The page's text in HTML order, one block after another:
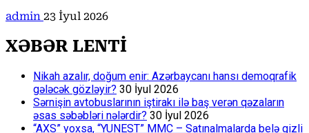
admin 23 İyul 2026
XƏBƏR LENTİ
Nikah azalır, doğum enir: Azərbaycanı hansı demoqrafik
gələcək gözləyir? 30 İyul 2026
Sərnişin avtobuslarının iştirakı ilə baş verən qəzaların
əsas səbəbləri nələrdir? 30 İyul 2026
“AXS” yoxsa, “YUNEST” MMC – Satınalmalarda belə gizli